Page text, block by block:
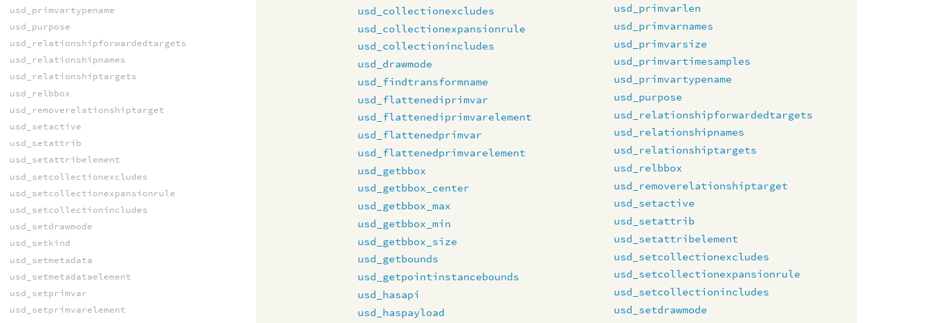
usd_collectionexcludes
usd_collectionexpansionrule
usd_collectionincludes
usd_drawmode
usd_findtransformname
usd_flattenediprimvar
usd_flattenediprimvarelement
usd_flattenedprimvar
usd_flattenedprimvarelement
usd_getbbox
usd_getbbox_center
usd_getbbox_max
usd_getbbox_min
usd_getbbox_size
usd_getbounds
usd_getpointinstancebounds
usd_hasapi
usd_haspayload
usd_primvarlen
usd_primvarnames
usd_primvarsize
usd_primvartimesamples
usd_primvartypename
usd_purpose
usd_relationshipforwardedtargets
usd_relationshipnames
usd_relationshiptargets
usd_relbbox
usd_removerelationshiptarget
usd_setactive
usd_setattrib
usd_setattribelement
usd_setcollectionexcludes
usd_setcollectionexpansionrule
usd_setcollectionincludes
usd_setdrawmode
usd_primvartypename
usd_purpose
usd_relationshipforwardedtargets
usd_relationshipnames
usd_relationshiptargets
usd_relbbox
usd_removerelationshiptarget
usd_setactive
usd_setattrib
usd_setattribelement
usd_setcollectionexcludes
usd_setcollectionexpansionrule
usd_setcollectionincludes
usd_setdrawmode
usd_setkind
usd_setmetadata
usd_setmetadataelement
usd_setprimvar
usd_setprimvarelement